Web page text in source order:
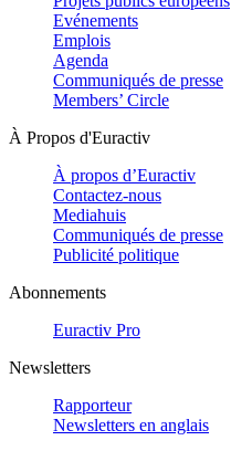
Evénements
Emplois
Agenda
Communiqués de presse
Members’ Circle
À Propos d'Euractiv
À propos d’Euractiv
Contactez-nous
Mediahuis
Communiqués de presse
Publicité politique
Abonnements
Euractiv Pro
Newsletters
Rapporteur
Newsletters en anglais